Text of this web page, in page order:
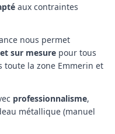
aux contraintes
nous permet
sur mesure pour tous
toute la zone Emmerin et
professionnalisme,
métallique (manuel
rideau